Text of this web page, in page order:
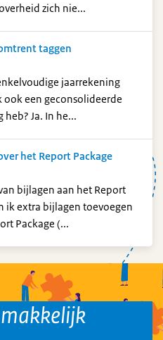
zich nie...
taggen
jaarrekening
ook een geconsolideerde
heb? Ja. In he...
het Report Package
bijlagen aan het Report
ik extra bijlagen toevoegen
Package (...